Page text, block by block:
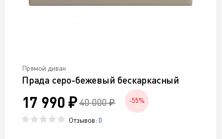
Прямой диван
Прада серо-бежевый бескаркасный
17 990 ₽ 40 000 ₽ -55%
Отзывов: 0